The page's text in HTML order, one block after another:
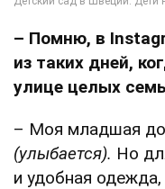
– Помню, в
из таких дней,
улице целых
– Моя младшая
(улыбается). Но
и удобная